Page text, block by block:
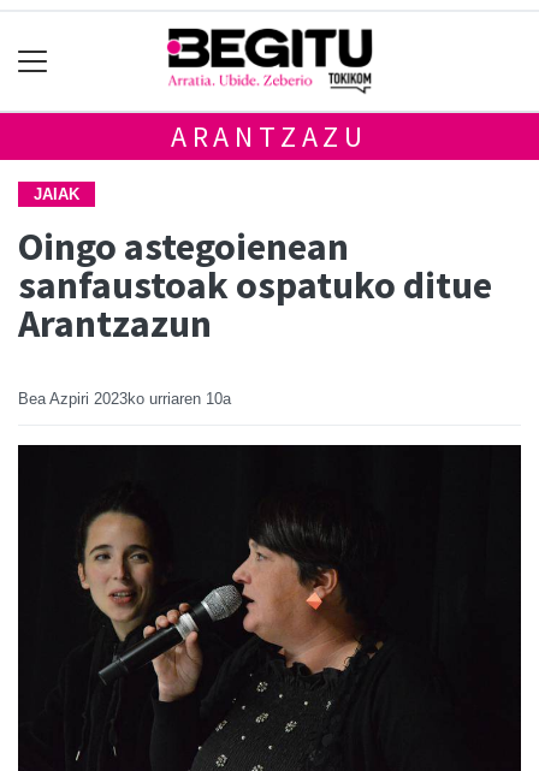
ARANTZAZU
JAIAK
Oingo astegoienean
sanfaustoak ospatuko ditue
Arantzazun
Bea Azpiri 2023ko urriaren 10a